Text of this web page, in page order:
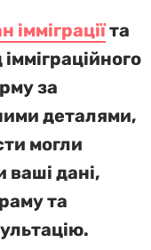
та
за
деталями,
могли
дані,
та